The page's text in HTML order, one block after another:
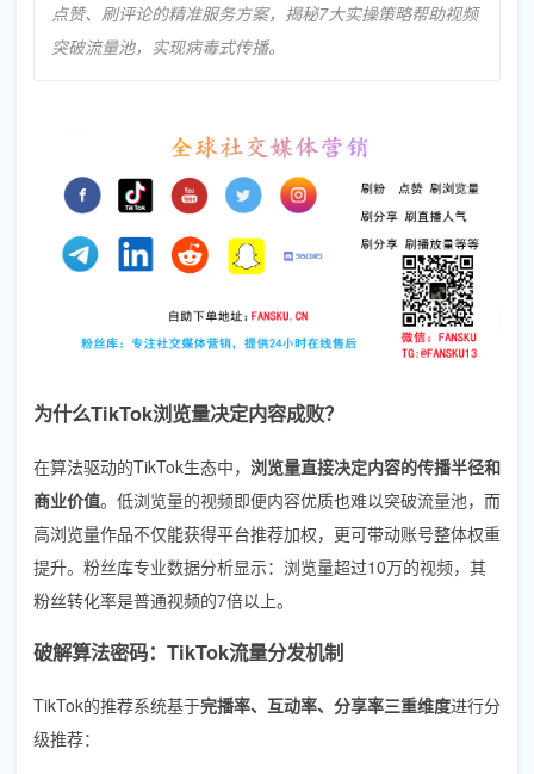
点赞、刷评论的精准服务方案，揭秘7大实操策略帮助视频
突破流量池，实现病毒式传播。
为什么TikTok浏览量决定内容成败？
在算法驱动的TikTok生态中， 浏览量直接决定内容的传播半径和
商业价值。低浏览量的视频即便内容优质也难以突破流量池，而
高浏览量作品不仅能获得平台推荐加权，更可带动账号整体权重
提升。粉丝库专业数据分析显示：浏览量超过10万的视频，其
粉丝转化率是普通视频的7倍以上。
破解算法密码：TikTok流量分发机制
TikTok的推荐系统基于完播率、互动率、分享率三重维度进行分
级推荐：